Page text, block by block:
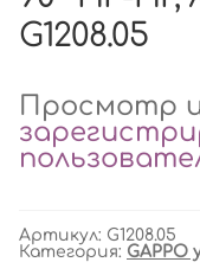
G1208.05
Просмотр
Артикул: G1208.05
Категория: GAPPO